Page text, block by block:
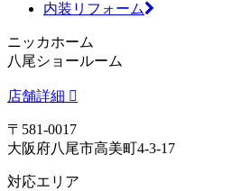
内装リフォーム
ニッカホーム
八尾ショールーム
店舗詳細
〒581-0017
大阪府八尾市高美町4-3-17
対応エリア